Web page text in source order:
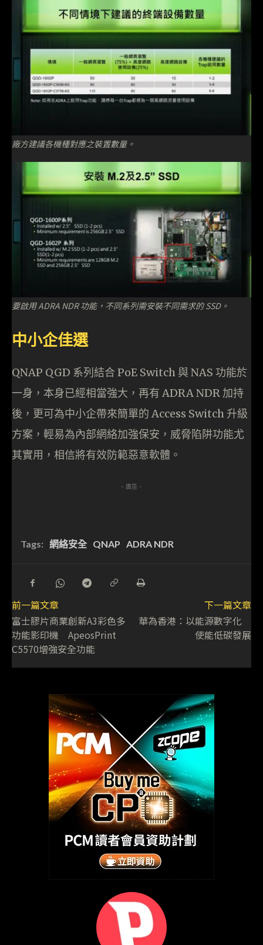
廠方建議各機種對應之裝置數量。
要啟用 ADRA NDR 功能，不同系列需安裝不同需求的 SSD。
中小企佳選
QNAP QGD 系列結合 PoE Switch 與 NAS 功能於
一身，本身已經相當強大，再有 ADRA NDR 加持
後，更可為中小企帶來簡單的 Access Switch 升級
方案，輕易為內部網絡加強保安，威脅陷阱功能尤
其實用，相信將有效防範惡意軟體。
- 廣告 -
Tags: 網絡安全 QNAP ADRA NDR
前一篇文章
富士膠片商業創新A3彩色多
功能影印機 ApeosPrint
C5570增強安全功能
下一篇文章
華為香港：以能源數字化
使能低碳發展